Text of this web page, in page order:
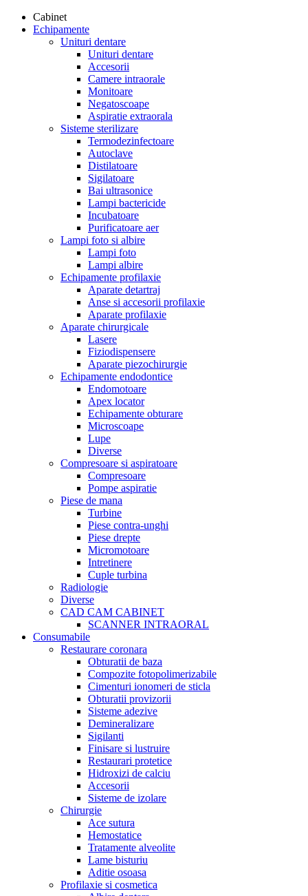
Cabinet
Echipamente
Unituri dentare
Unituri dentare
Accesorii
Camere intraorale
Monitoare
Negatoscoape
Aspiratie extraorala
Sisteme sterilizare
Termodezinfectoare
Autoclave
Distilatoare
Sigilatoare
Bai ultrasonice
Lampi bactericide
Incubatoare
Purificatoare aer
Lampi foto si albire
Lampi foto
Lampi albire
Echipamente profilaxie
Aparate detartraj
Anse si accesorii profilaxie
Aparate profilaxie
Aparate chirurgicale
Lasere
Fiziodispensere
Aparate piezochirurgie
Echipamente endodontice
Endomotoare
Apex locator
Echipamente obturare
Microscoape
Lupe
Diverse
Compresoare si aspiratoare
Compresoare
Pompe aspiratie
Piese de mana
Turbine
Piese contra-unghi
Piese drepte
Micromotoare
Intretinere
Cuple turbina
Radiologie
Diverse
CAD CAM CABINET
SCANNER INTRAORAL
Consumabile
Restaurare coronara
Obturatii de baza
Compozite fotopolimerizabile
Cimenturi ionomeri de sticla
Obturatii provizorii
Sisteme adezive
Demineralizare
Sigilanti
Finisare si lustruire
Restaurari protetice
Hidroxizi de calciu
Accesorii
Sisteme de izolare
Chirurgie
Ace sutura
Hemostatice
Tratamente alveolite
Lame bisturiu
Aditie osoasa
Profilaxie si cosmetica